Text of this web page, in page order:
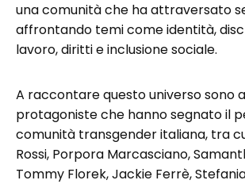
una comunità che ha attraversato
affrontando temi come identità,
lavoro, diritti e inclusione sociale.
A raccontare questo universo sono
protagoniste che hanno segnato il
comunità transgender italiana, tra
Rossi, Porpora Marcasciano,
Tommy Florek, Jackie Ferrè,